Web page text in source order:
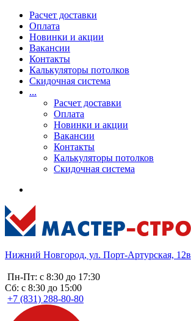
Расчет доставки
Оплата
Новинки и акции
Вакансии
Контакты
Калькуляторы потолков
Скидочная система
...
Расчет доставки
Оплата
Новинки и акции
Вакансии
Контакты
Калькуляторы потолков
Скидочная система
Нижний Новгород, ул. Порт-Артурская, 12в
Пн-Пт: с 8:30 до 17:30
Сб: с 8:30 до 15:00
+7 (831) 288-80-80